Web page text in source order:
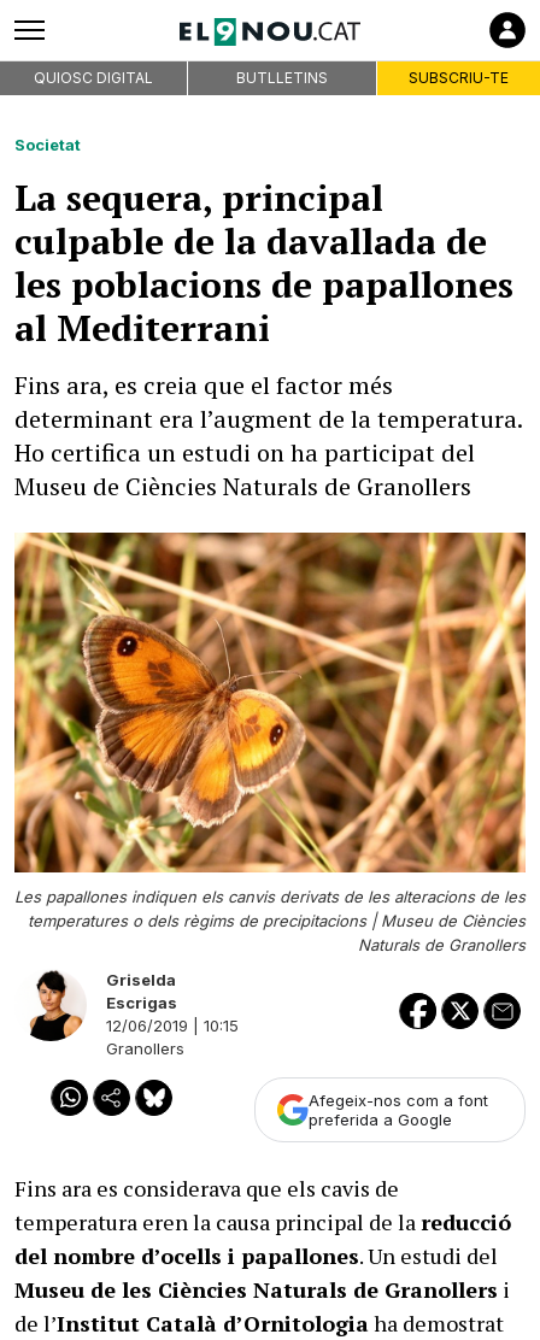
QUIOSC DIGITAL BUTLLETINS SUBSCRIU-TE
Societat
La sequera, principal
culpable de la davallada de
les poblacions de papallones
al Mediterrani
Fins ara, es creia que el factor més
determinant era l’augment de la temperatura.
Ho certifica un estudi on ha participat del
Museu de Ciències Naturals de Granollers
Les papallones indiquen els canvis derivats de les alteracions de les
temperatures o dels règims de precipitacions |Museu de Ciències
Naturals de Granollers
Griselda
Escrigas
12/06/2019 | 10:15
Granollers
Afegeix-nos com a font
preferida a Google
Fins ara es considerava que els cavis de
temperatura eren la causa principal de lareducció
del nombre d’ocells i papallones. Un estudi del
Museu de les Ciències Naturals de Granollers i
de l’Institut Català d’Ornitologiaha demostrat